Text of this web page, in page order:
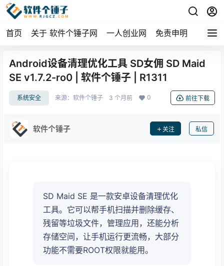
首页 关于 软件个锤子网 一人创业网 免责申明
Android设备清理优化工具 SD女佣 SD Maid
SE v1.7.2-ro0 | 软件个锤子 | R1311
系统安全 来源： 软件个锤子 3 个月前 0 前往下载
软件个锤子 关注 私信
SD Maid SE 是一款安卓设备清理优化
工具。它可以帮手机扫描并删除缓存、
残留等垃圾文件，管理应用，还能分析
存储空间，让手机运行更流畅，大部分
功能不需要ROOT权限就能用。